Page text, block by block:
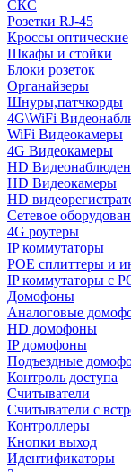
СКС
Розетки RJ-45
Кроссы оптические
Шкафы и стойки
Блоки розеток
Органайзеры
Шнуры,патчкорды
4G\WiFi
WiFi Видеокамеры
4G Видеокамеры
HD
HD Видеокамеры
HD
Сетевое
4G роутеры
IP коммутаторы
POE сплиттеры и
IP коммутаторы с
Домофоны
Аналоговые
HD домофоны
IP домофоны
Подъездные
Контроль доступа
Считыватели
Считыватели с
Контроллеры
Кнопки выход
Идентификаторы